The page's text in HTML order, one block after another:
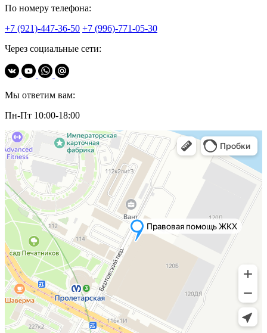
По номеру телефона:
+7 (921)-447-36-50 +7 (996)-771-05-30
Через социальные сети:
Мы ответим вам:
Пн-Пт 10:00-18:00